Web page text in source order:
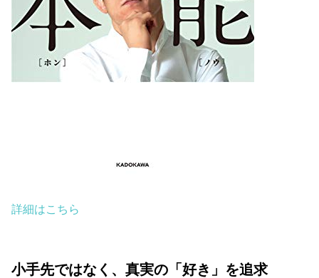
詳細はこちら
小手先ではなく、真実の「好き」を追求